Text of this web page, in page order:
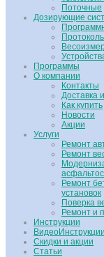
Поточные
Дозирующие
Программы
О компании
Контакты
Доставка
Как купить
Новости
Акции
Услуги
Ремонт
Ремонт
Ремонт
установок
Поверка
Ремонт и
Инструкции
ВидеоИнструкции
Скидки и акции
Статьи